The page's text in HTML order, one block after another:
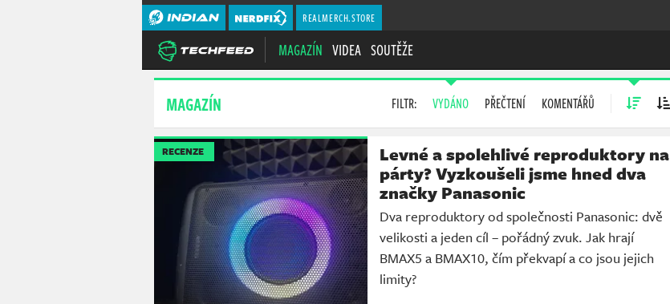
REALMERCH.STORE
MAGAZÍN VIDEA SOUTĚŽE
MAGAZÍN FILTR: VYDÁNO PŘEČTENÍ KOMENTÁŘŮ
RECENZE
Levné a spolehlivé reproduktory na
párty? Vyzkoušeli jsme hned dva
značky Panasonic
Dva reproduktory od společnosti Panasonic: dvě
velikosti a jeden cíl – pořádný zvuk. Jak hrají
BMAX5 a BMAX10, čím překvapí a co jsou jejich
limity?